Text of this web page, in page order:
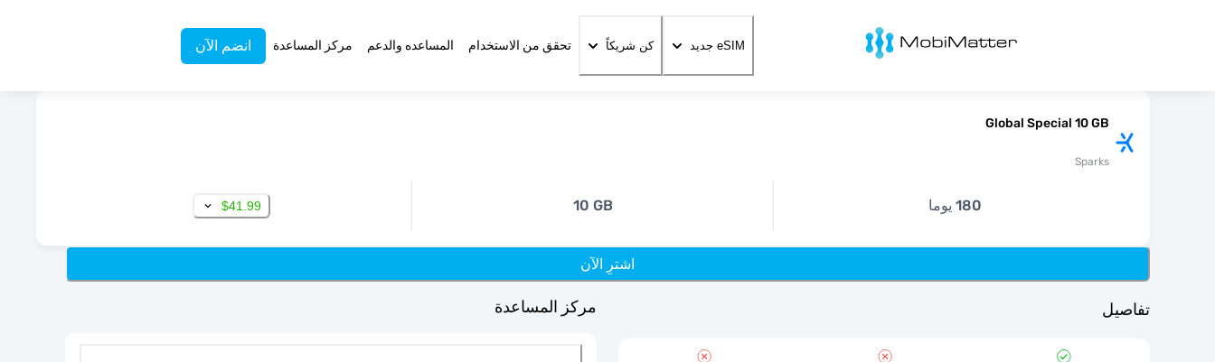
eSIM جديد كن شريكاً تحقق من الاستخدام المساعده والدعم مركز المساعدة انضم الآن
Global Special 10 GB
Sparks
180 يوما 10 GB
$41.99
اشترِ الآن
تفاصيل مركز المساعدة